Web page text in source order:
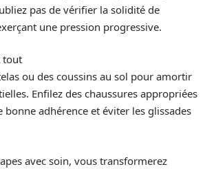
pas de vérifier la solidité de
une pression progressive.
tout
ou des coussins au sol pour amortir
Enfilez des chaussures appropriées
bonne adhérence et éviter les glissades
avec soin, vous transformerez